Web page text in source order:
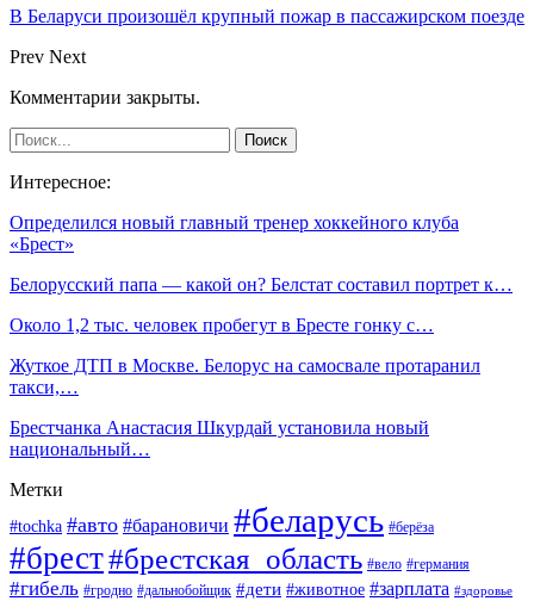
В Беларуси произошёл крупный пожар в пассажирском поезде
Prev Next
Комментарии закрыты.
Интересное:
Определился новый главный тренер хоккейного клуба
«Брест»
Белорусский папа — какой он? Белстат составил портрет к…
Около 1,2 тыс. человек пробегут в Бресте гонку с…
Жуткое ДТП в Москве. Белорус на самосвале протаранил
такси,…
Брестчанка Анастасия Шкурдай установила новый
национальный…
Метки
#tochka #авто #барановичи #беларусь #берёза
#брест#брестская_область #вело #германия
#гибель #гродно #дальнобойщик #дети #животное #зарплата #здоровье